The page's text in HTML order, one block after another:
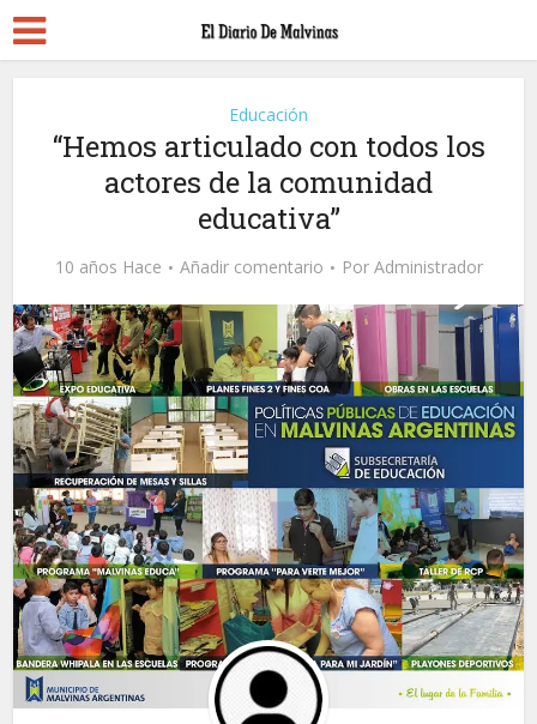
Educación
“Hemos articulado con todos los
actores de la comunidad
educativa”
10 años Hace Añadir comentario Por Administrador